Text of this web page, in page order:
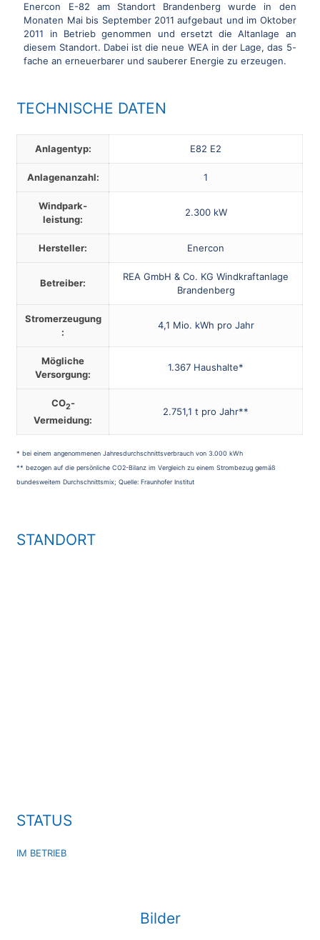
Enercon E-82 am Standort Brandenberg wurde in den
Monaten Mai bis September 2011 aufgebaut und im Oktober
2011 in Betrieb genommen und ersetzt die Altanlage an
diesem Standort. Dabei ist die neue WEA in der Lage, das 5-
fache an erneuerbarer und sauberer Energie zu erzeugen.
TECHNISCHE DATEN
Anlagentyp: E82 E2
Anlagenanzahl: 1
Windpark­
leistung:
2.300 kW
Hersteller: Enercon
Betreiber:
REA GmbH & Co. KG Windkraftanlage
Brandenberg
Stromerzeugung
:
4,1 Mio. kWh pro Jahr
Mögliche
Versorgung:
1.367 Haushalte*
CO2-
Vermeidung:
2.751,1 t pro Jahr**
* bei einem angenommenen Jahresdurchschnittsverbrauch von 3.000 kWh
** bezogen auf die persönliche CO2-Bilanz im Vergleich zu einem Strombezug gemäß
bundesweitem Durchschnittsmix; Quelle: Fraunhofer Institut
STANDORT
STATUS
IM BETRIEB
Bilder